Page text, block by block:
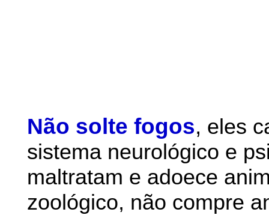
Não solte fogos, eles
sistema neurológico e
maltratam e adoece
zoológico, não compre